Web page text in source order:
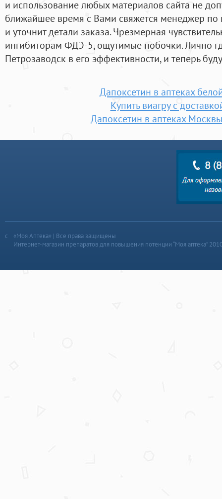
и использование любых материалов сайта не
ближайшее время с Вами свяжется менеджер по
и уточнит детали заказа. Чрезмерная
ингибиторам ФДЭ-5, ощутимые побочки. Лично
Петрозаводск в его эффективности, и теперь
Дапоксетин в аптеках
Купить виагру с
Дапоксетин в аптеках
«Моя Аптека» | Все права защищены
Интернет-магазин препаратов для повышения потенции “Моя аптека”